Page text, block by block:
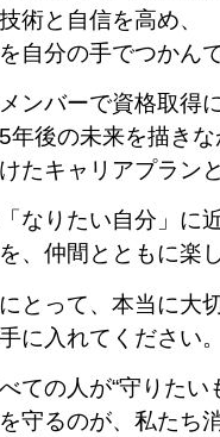
術と自信を高め、
自分の手でつかん
ンバーで資格取得
年後の未来を描きな
たキャリアプラン
なりたい自分」に
、仲間とともに楽し
とって、本当に大
に入れてください。
ての人が“守りたい
守るのが、私たち